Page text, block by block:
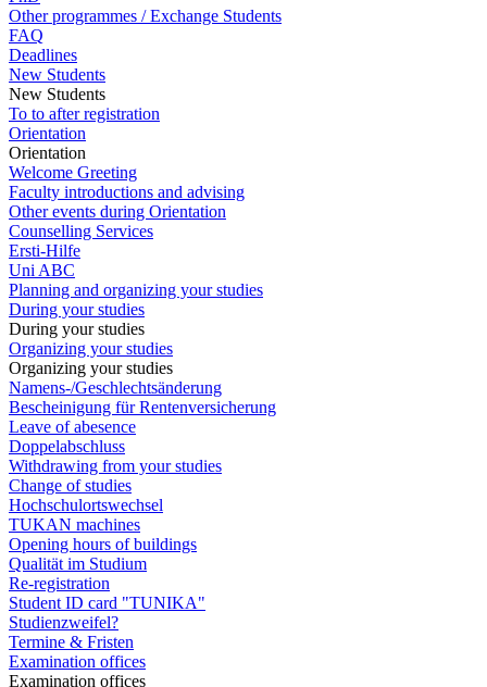
Other programmes / Exchange Students
FAQ
Deadlines
New Students
New Students
To to after registration
Orientation
Orientation
Welcome Greeting
Faculty introductions and advising
Other events during Orientation
Counselling Services
Ersti-Hilfe
Uni ABC
Planning and organizing your studies
During your studies
During your studies
Organizing your studies
Organizing your studies
Namens-/Geschlechtsänderung
Bescheinigung für Rentenversicherung
Leave of abesence
Doppelabschluss
Withdrawing from your studies
Change of studies
Hochschulortswechsel
TUKAN machines
Opening hours of buildings
Qualität im Studium
Re-registration
Student ID card "TUNIKA"
Studienzweifel?
Termine & Fristen
Examination offices
Examination offices